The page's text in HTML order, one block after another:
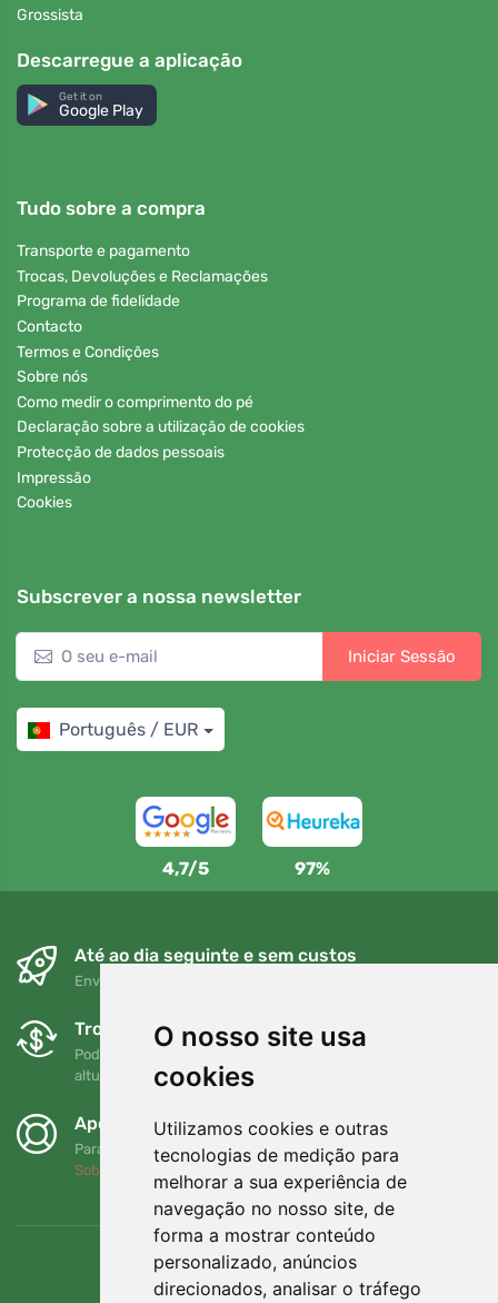
O nosso site usa
cookies
Utilizamos cookies e outras
tecnologias de medição para
melhorar a sua experiência de
navegação no nosso site, de
forma a mostrar conteúdo
personalizado, anúncios
direcionados, analisar o tráfego
Grossista
Descarregue a aplicação
Get it on
Google Play
Tudo sobre a compra
Transporte e pagamento
Trocas, Devoluções e Reclamações
Programa de fidelidade
Contacto
Termos e Condições
Sobre nós
Como medir o comprimento do pé
Declaração sobre a utilização de cookies
Protecção de dados pessoais
Impressão
Cookies
Subscrever a nossa newsletter
Iniciar Sessão
Português / EUR
4,7/5 97%
Até ao dia seguinte e sem custos
Envio gratuito para encomendas superiores a 80 EUR
Trocas e devoluções gratuitas
Pode devolver ou trocar a sua encomenda em qualquer
altura no prazo de 90 dias
Apoiamos a Trees.org
Para cada encomenda plantamos uma árvore! Leia mais
Sobre nós